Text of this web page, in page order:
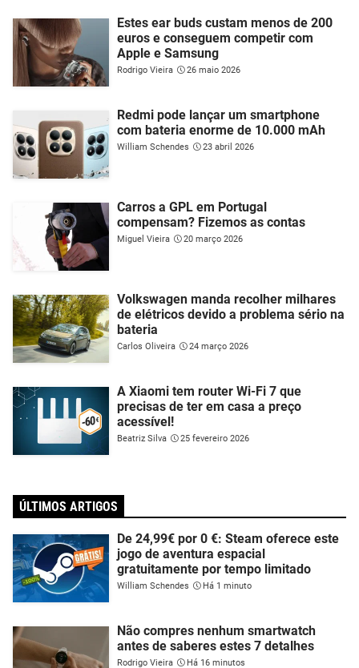
Estes ear buds custam menos de 200
euros e conseguem competir com
Apple e Samsung
Rodrigo Vieira 26 maio 2026
Redmi pode lançar um smartphone
com bateria enorme de 10.000 mAh
William Schendes 23 abril 2026
Carros a GPL em Portugal
compensam? Fizemos as contas
Miguel Vieira 20 março 2026
Volkswagen manda recolher milhares
de elétricos devido a problema sério na
bateria
Carlos Oliveira 24 março 2026
A Xiaomi tem router Wi-Fi 7 que
precisas de ter em casa a preço
acessível!
Beatriz Silva 25 fevereiro 2026
ÚLTIMOS ARTIGOS
De 24,99€ por 0 €: Steam oferece este
jogo de aventura espacial
gratuitamente por tempo limitado
William Schendes Há 1 minuto
Não compres nenhum smartwatch
antes de saberes estes 7 detalhes
Rodrigo Vieira Há 16 minutos